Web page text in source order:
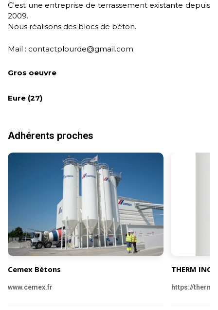
C'est une entreprise de terrassement existante depuis
2009.
Nous réalisons des blocs de béton.
Mail : contactplourde@gmail.com
Gros oeuvre
Eure (27)
Adhérents proches
Cemex Bétons
www.cemex.fr
THERM
https://